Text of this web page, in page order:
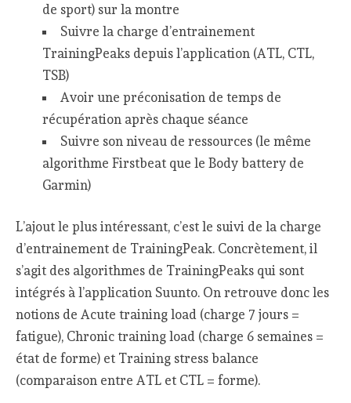
de sport) sur la montre
Suivre la charge d’entrainement
TrainingPeaks depuis l’application (ATL, CTL,
TSB)
Avoir une préconisation de temps de
récupération après chaque séance
Suivre son niveau de ressources (le même
algorithme Firstbeat que le Body battery de
Garmin)
L’ajout le plus intéressant, c’est le suivi de la charge
d’entrainement de TrainingPeak. Concrètement, il
s’agit des algorithmes de TrainingPeaks qui sont
intégrés à l’application Suunto. On retrouve donc les
notions de Acute training load (charge 7 jours =
fatigue), Chronic training load (charge 6 semaines =
état de forme) et Training stress balance
(comparaison entre ATL et CTL = forme).